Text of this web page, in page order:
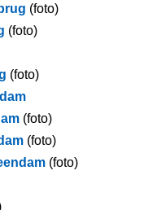
(foto)
(foto)
(foto)
(foto)
(foto)
(foto)